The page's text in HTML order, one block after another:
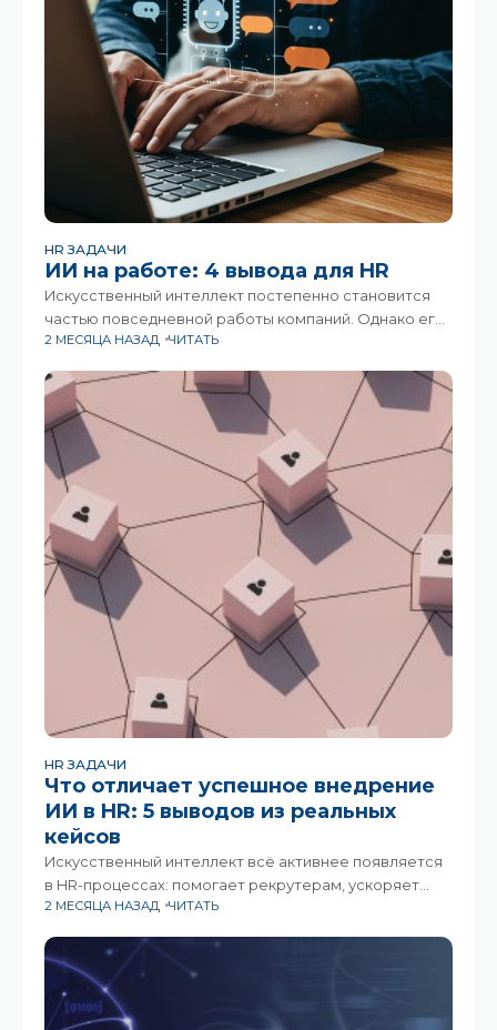
HR ЗАДАЧИ
ИИ на работе: 4 вывода для HR
Искусственный интеллект постепенно становится
частью повседневной работы компаний. Однако его
внедрение происходит неравномерно: пока одни
другие остаются в стороне.В исследовании AI at
Work 2025 компания
2 МЕСЯЦА НАЗАД ЧИТАТЬ
HR ЗАДАЧИ
Что отличает успешное внедрение
ИИ в HR: 5 выводов из реальных
кейсов
Искусственный интеллект всё активнее появляется
в HR-процессах: помогает рекрутерам, ускоряет
адаптацию сотрудников, анализирует обратную
посмотреть на реальные кейсы компаний,
становится заметно: результат
2 МЕСЯЦА НАЗАД ЧИТАТЬ